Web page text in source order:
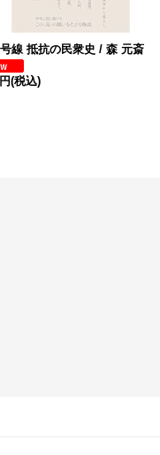
線 抵抗の民衆史 / 森 元斎
(税込)